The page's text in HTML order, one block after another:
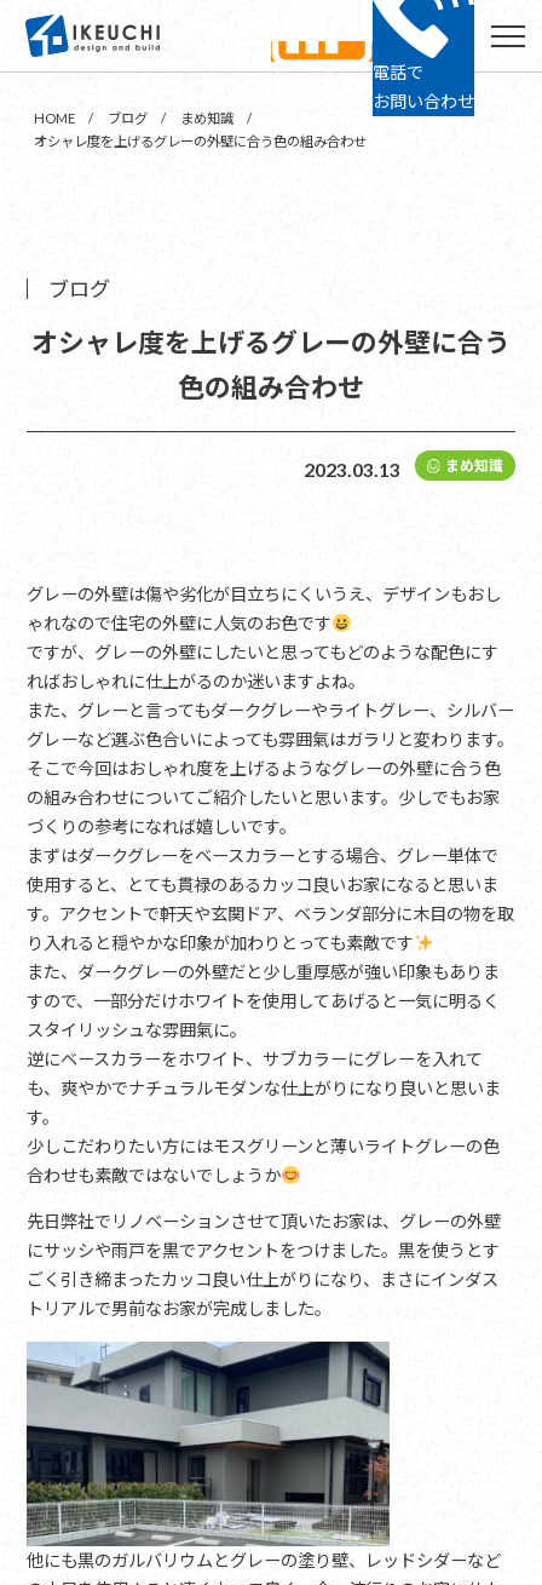
ショールーム電話で
お問い合わせ
HOME ブログ
まめ知識
オシャレ度を上げるグレーの外壁に合う色の組み合わせ
ブログ
オシャレ度を上げるグレーの外壁に合う
色の組み合わせ
2023.03.13 まめ知識
グレーの外壁は傷や劣化が目立ちにくいうえ、デザインもおし
ゃれなので住宅の外壁に人気のお色です
ですが、グレーの外壁にしたいと思ってもどのような配色にす
ればおしゃれに仕上がるのか迷いますよね。
また、グレーと言ってもダークグレーやライトグレー、シルバー
グレーなど選ぶ色合いによっても雰囲氣はガラリと変わります。
そこで今回はおしゃれ度を上げるようなグレーの外壁に合う色
の組み合わせについてご紹介したいと思います。少しでもお家
づくりの参考になれば嬉しいです。
まずはダークグレーをベースカラーとする場合、グレー単体で
使用すると、とても貫禄のあるカッコ良いお家になると思いま
す。アクセントで軒天や玄関ドア、ベランダ部分に木目の物を取
り入れると穏やかな印象が加わりとっても素敵です
また、ダークグレーの外壁だと少し重厚感が強い印象もありま
すので、一部分だけホワイトを使用してあげると一気に明るく
スタイリッシュな雰囲氣に。
逆にベースカラーをホワイト、サブカラーにグレーを入れて
も、爽やかでナチュラルモダンな仕上がりになり良いと思いま
す。
少しこだわりたい方にはモスグリーンと薄いライトグレーの色
合わせも素敵ではないでしょうか
先日弊社でリノベーションさせて頂いたお家は、グレーの外壁
にサッシや雨戸を黒でアクセントをつけました。黒を使うとす
ごく引き締まったカッコ良い仕上がりになり、まさにインダス
トリアルで男前なお家が完成しました。
他にも黒のガルバリウムとグレーの塗り壁、レッドシダーなど